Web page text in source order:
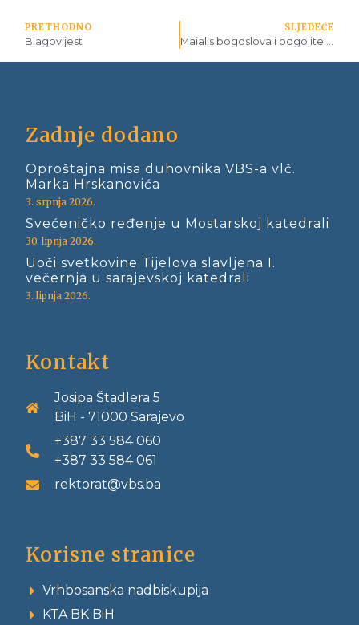
PRETHODNO
Blagovijest
SLJEDEĆE
Maialis bogoslova i odgojitelja VBS-a
Zadnje dodano
Oproštajna misa duhovnika VBS-a vlč.
Marka Hrskanovića
3. srpnja 2026.
Svećeničko ređenje u Mostarskoj katedrali
30. lipnja 2026.
Uoči svetkovine Tijelova slavljena I.
večernja u sarajevskoj katedrali
3. lipnja 2026.
Kontakt
Josipa Štadlera 5
BiH - 71000 Sarajevo
+387 33 584 060
+387 33 584 061
rektorat@vbs.ba
Korisne stranice
Vrhbosanska nadbiskupija
KTA BK BiH